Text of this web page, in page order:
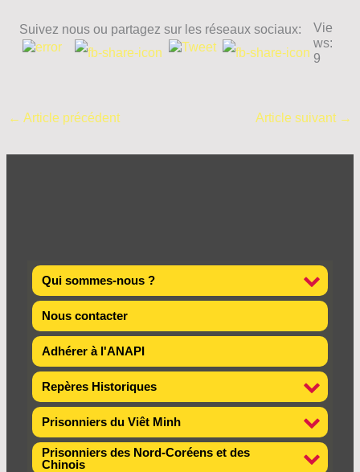
Qui sommes-nous ?
Nous contacter
Adhérer à l'ANAPI
Repères Historiques
Prisonniers du Viêt Minh
Prisonniers des Nord-Coréens et des
Chinois
Suivez nous ou partagez sur les réseaux sociaux:
Vie
ws:
9
← Article précédent Article suivant →